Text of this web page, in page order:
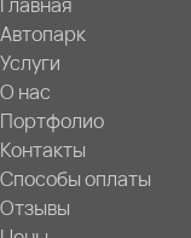
Автопарк
Услуги
О нас
Портфолио
Контакты
Способы оплаты
Отзывы